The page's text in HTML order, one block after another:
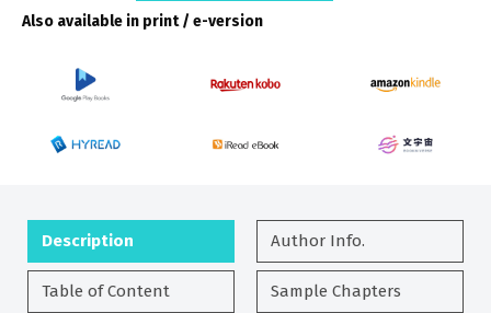
Also available in print / e-version
Description Author Info.
Table of Content Sample Chapters